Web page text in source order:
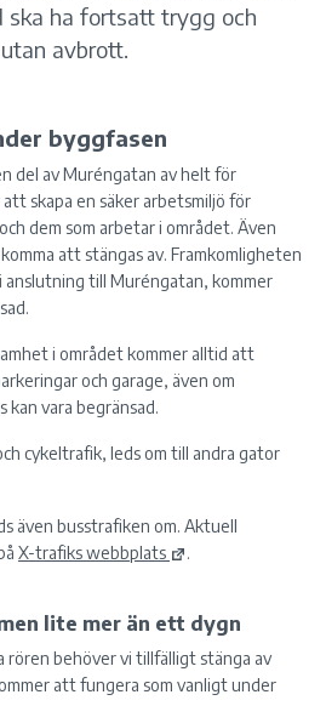
ska ha fortsatt trygg och
avbrott.
byggfasen
del av Muréngatan av helt för
skapa en säker arbetsmiljö för
dem som arbetar i området. Även
att stängas av. Framkomligheten
anslutning till Muréngatan, kommer
i området kommer alltid att
och garage, även om
vara begränsad.
cykeltrafik, leds om till andra gator
även busstrafiken om. Aktuell
X-trafiks webbplats .
lite mer än ett dygn
rören behöver vi tillfälligt stänga av
att fungera som vanligt under